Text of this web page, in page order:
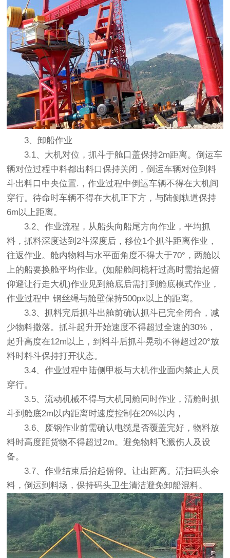
3、卸船作业
3.1、大机对位，抓斗于舱口盖保持2m距离。倒运车
辆对位过程中料都出料口保持关闭，倒运车辆对位到料
斗出料口中央位置.，作业过程中倒运车辆不得在大机间
穿行。待命时车辆不得在大机正下方，与陆侧轨道保持
6m以上距离。
3.2、作业流程，从船头向船尾方向作业，平均抓
料，抓料深度达到2斗深度后，移位1个抓斗距离作业，
往返作业。舱内物料与水平面角度不得大于70°，两舱以
上的船要换舱平均作业。(如船舱间桅杆过高时需抬起俯
仰避让行走大机)作业见到舱底后需打到舱底模式作业，
作业过程中 钢丝绳与舱壁保持500px以上的距离。
3.3、抓料完后抓斗出舱前确认抓斗已完全闭合，减
少物料撒落。抓斗起升开始速度不得超过全速的30%，
起升高度在12m以上，到料斗后抓斗晃动不得超过20°放
料时料斗保持打开状态。
3.4、作业过程中陆侧甲板与大机作业面内禁止人员
穿行。
3.5、流动机械不得与大机同舱同时作业，清舱时抓
斗到舱底2m以内距离时速度控制在20%以内，
3.6、废钢作业前需确认电缆是否覆盖完好，物料放
料时高度距货物不得超过2m。避免物料飞溅伤人及设
备。
3.7、作业结束后抬起俯仰。让出距离。清扫码头余
料，倒运到料场，保持码头卫生清洁避免卸船混料。